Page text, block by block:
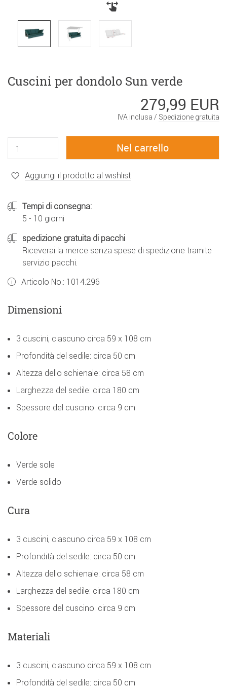
Cuscini per dondolo Sun verde
279,99 EUR
IVA inclusa / Spedizione gratuita
Aggiungi il prodotto al wishlist
Tempi di consegna:
5 - 10 giorni
spedizione gratuita di pacchi
Riceverai la merce senza spese di spedizione tramite
servizio pacchi.
Articolo No.: 1014.296
Dimensioni
3 cuscini, ciascuno circa 59 x 108 cm
Profondità del sedile: circa 50 cm
Altezza dello schienale: circa 58 cm
Larghezza del sedile: circa 180 cm
Spessore del cuscino: circa 9 cm
Colore
Verde sole
Verde solido
Cura
3 cuscini, ciascuno circa 59 x 108 cm
Profondità del sedile: circa 50 cm
Altezza dello schienale: circa 58 cm
Larghezza del sedile: circa 180 cm
Spessore del cuscino: circa 9 cm
Materiali
3 cuscini, ciascuno circa 59 x 108 cm
Profondità del sedile: circa 50 cm